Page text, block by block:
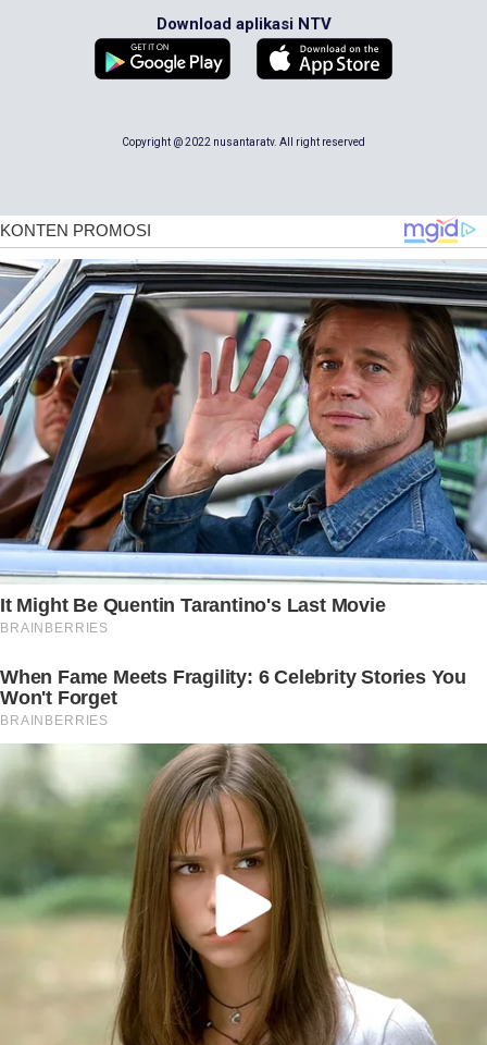
Download aplikasi NTV
Copyright @ 2022 nusantaratv. All right reserved